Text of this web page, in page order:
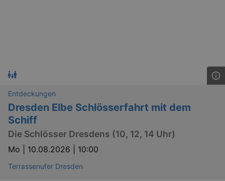
Entdeckungen
Dresden Elbe Schlösserfahrt mit dem
Schiff
Die Schlösser Dresdens (10, 12, 14 Uhr)
Mo | 10.08.2026 | 10:00
Terrassenufer Dresden